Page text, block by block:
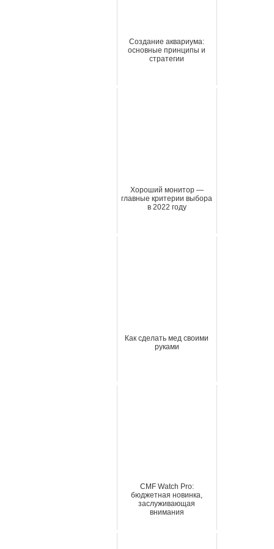
Создание аквариума:
основные принципы и
стратегии
Хороший монитор —
главные критерии выбора
в 2022 году
Как сделать мед своими
руками
CMF Watch Pro:
бюджетная новинка,
заслуживающая
внимания